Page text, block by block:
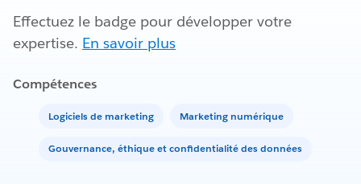
Effectuez le badge pour développer votre
expertise. En savoir plus
Compétences
Logiciels de marketing Marketing numérique
Gouvernance, éthique et confidentialité des données